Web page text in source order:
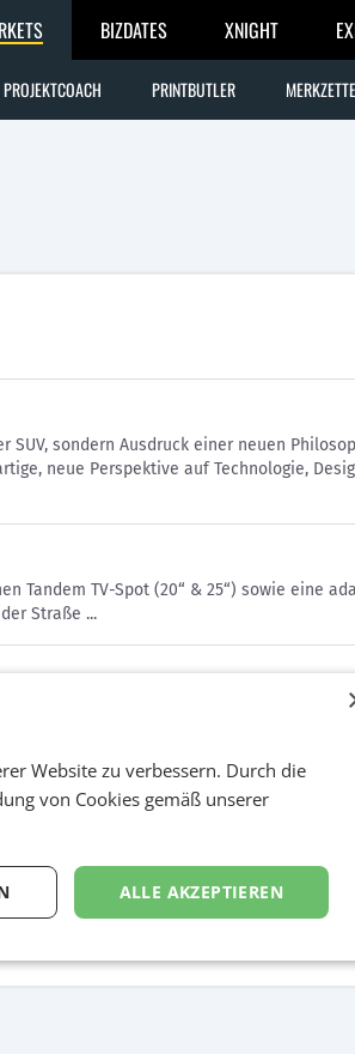
BIZDATES XNIGHT
PROJEKTCOACH PRINTBUTLER
SUV, sondern Ausdruck einer neuen
neue Perspektive auf Technologie,
Tandem TV-Spot (20“ & 25“) sowie eine
Straße ...
Website zu verbessern. Durch die
von Cookies gemäß unserer
ALLE AKZEPTIEREN